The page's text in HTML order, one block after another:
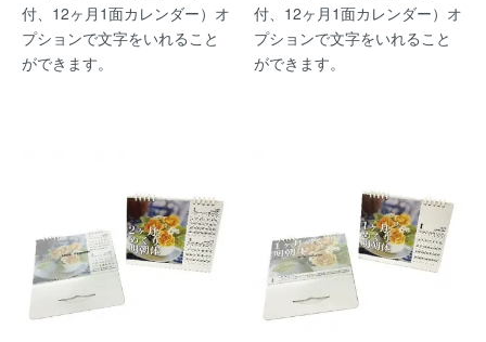
付、12ヶ月1面カレンダー）オ
プションで文字をいれること
ができます。
付、12ヶ月1面カレンダー）オ
プションで文字をいれること
ができます。